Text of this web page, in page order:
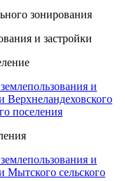
зонирования
и застройки
и
Верхнеландеховского
поселения
и
Мытского сельского